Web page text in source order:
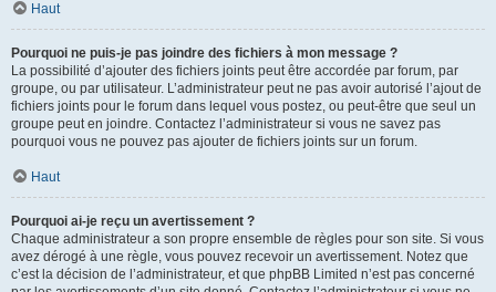
Haut
Pourquoi ne puis-je pas joindre des fichiers à mon message ?
La possibilité d’ajouter des fichiers joints peut être accordée par forum, par
groupe, ou par utilisateur. L’administrateur peut ne pas avoir autorisé l’ajout de
fichiers joints pour le forum dans lequel vous postez, ou peut-être que seul un
groupe peut en joindre. Contactez l’administrateur si vous ne savez pas
pourquoi vous ne pouvez pas ajouter de fichiers joints sur un forum.
Haut
Pourquoi ai-je reçu un avertissement ?
Chaque administrateur a son propre ensemble de règles pour son site. Si vous
avez dérogé à une règle, vous pouvez recevoir un avertissement. Notez que
c’est la décision de l’administrateur, et que phpBB Limited n’est pas concerné